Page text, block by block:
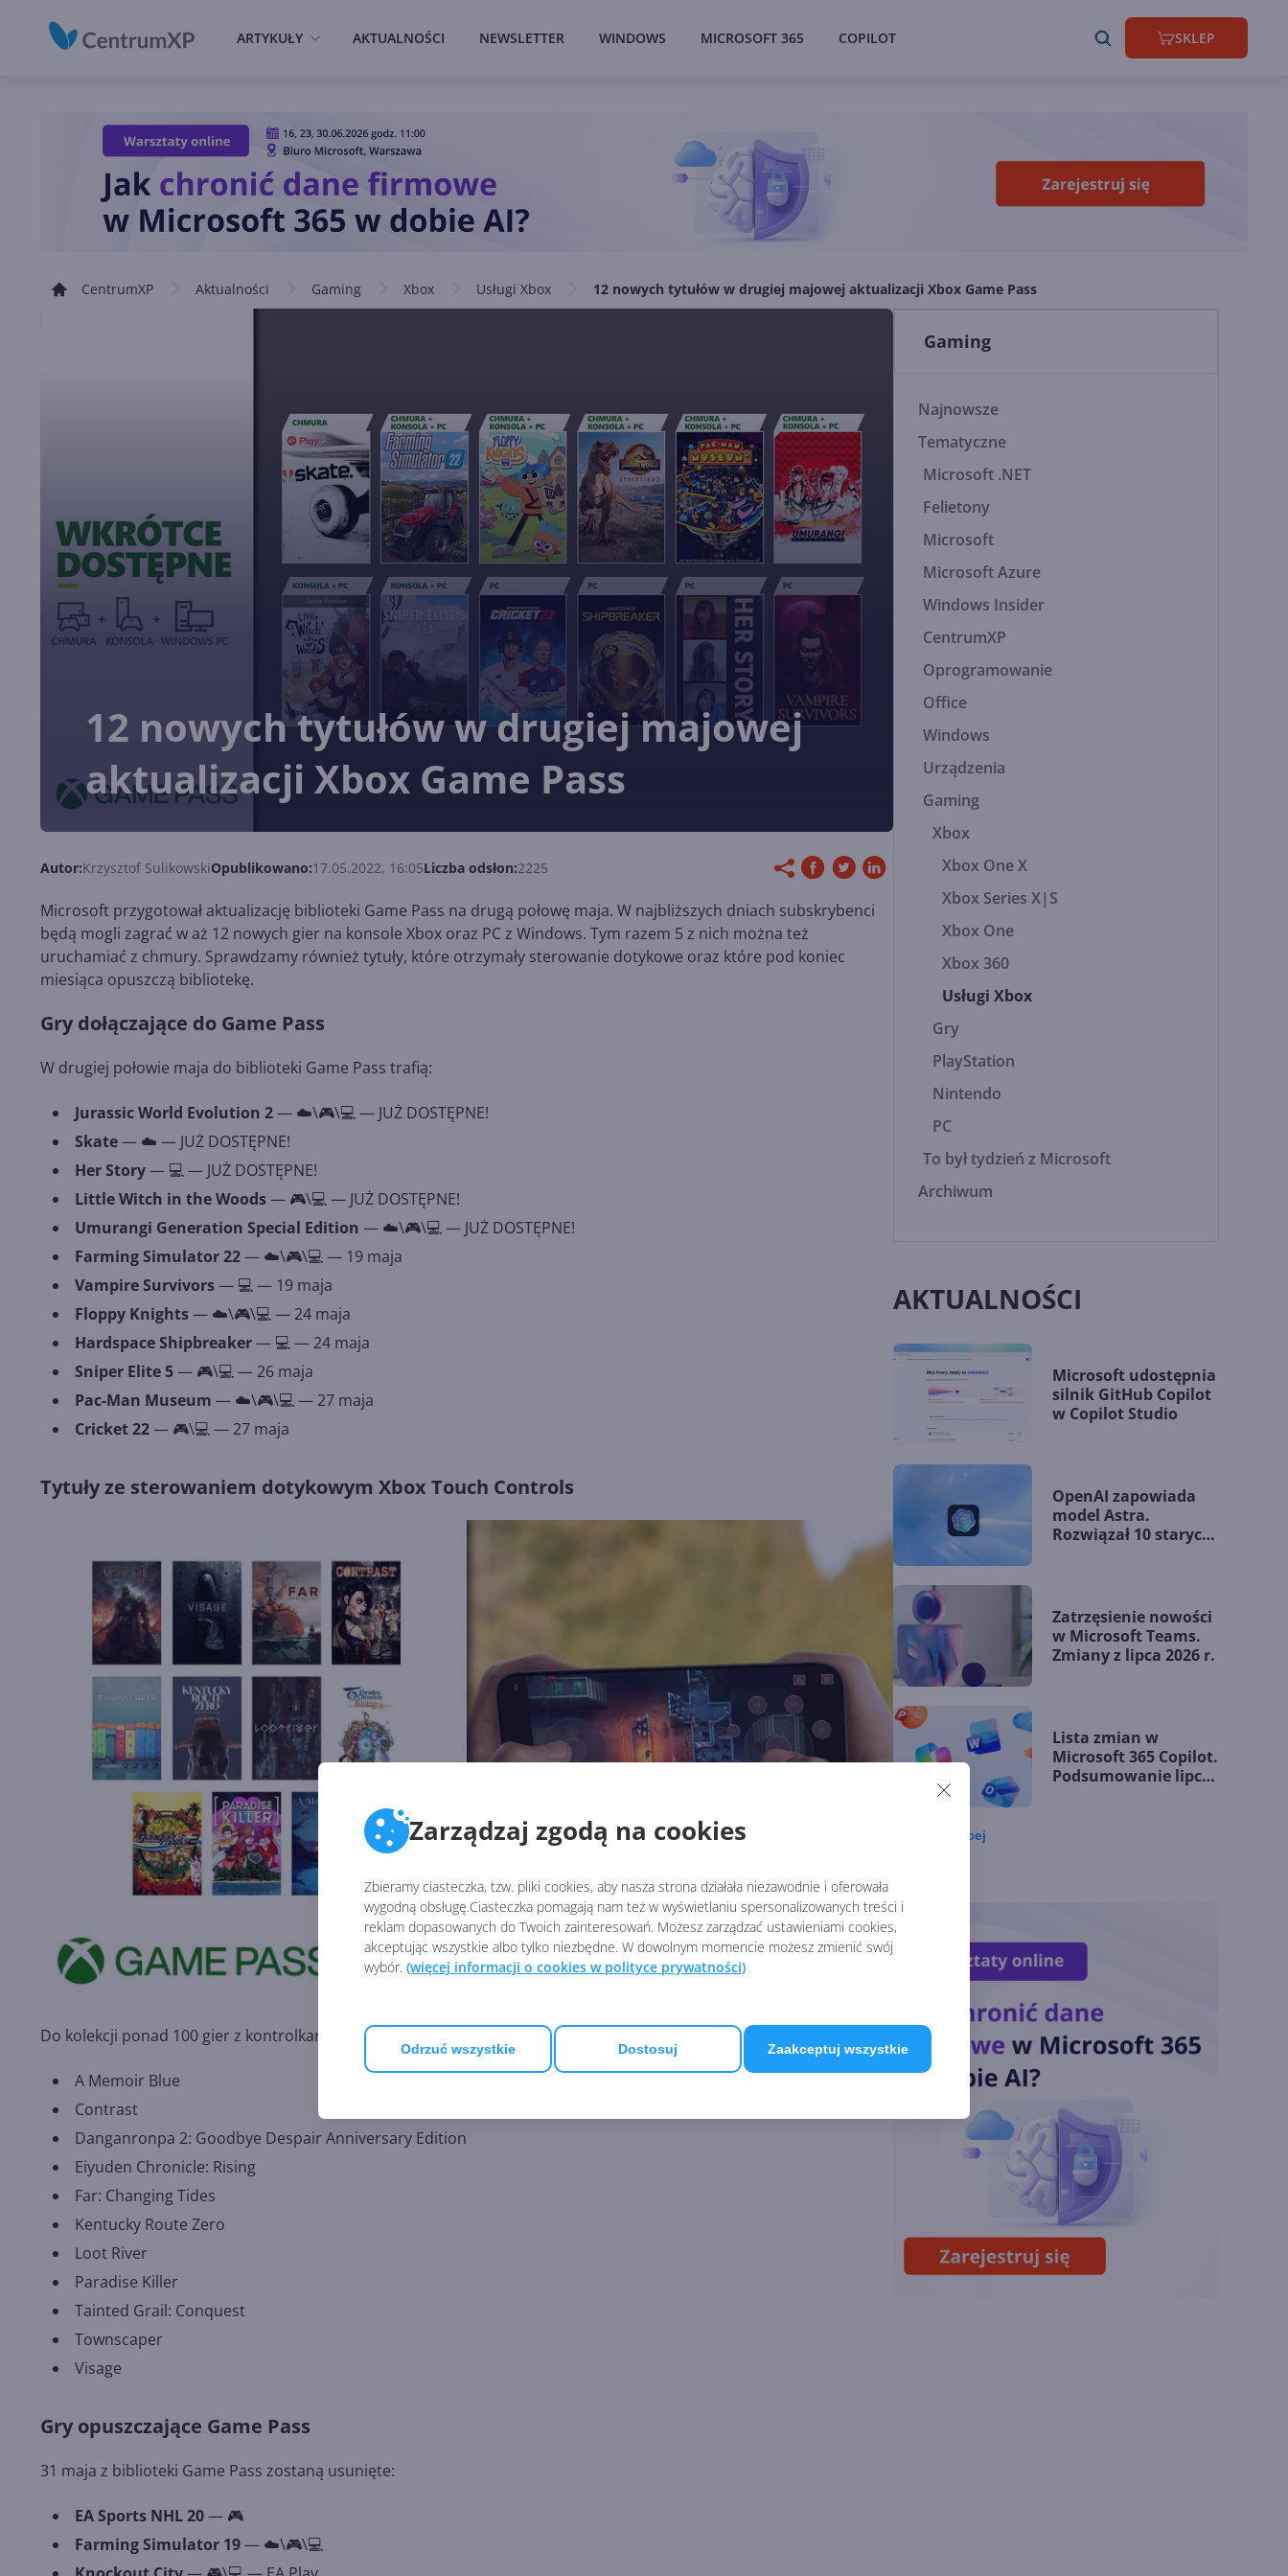
Zarządzaj zgodą na cookies
Zbieramy ciasteczka, tzw. pliki cookies, aby nasza strona działała niezawodnie i oferowała
wygodną obsługę.Ciasteczka pomagają nam też w wyświetlaniu spersonalizowanych treści i
reklam dopasowanych do Twoich zainteresowań. Możesz zarządzać ustawieniami cookies,
akceptując wszystkie albo tylko niezbędne. W dowolnym momencie możesz zmienić swój
wybór. (więcej informacji o cookies w polityce prywatności)
Odrzuć wszystkie Dostosuj Zaakceptuj wszystkie
ARTYKUŁY AKTUALNOŚCI NEWSLETTER WINDOWS MICROSOFT 365 COPILOT SKLEP
CentrumXP Aktualności Gaming Xbox Usługi Xbox 12 nowych tytułów w drugiej majowej aktualizacji Xbox Game Pass
12 nowych tytułów w drugiej majowej
aktualizacji Xbox Game Pass
Autor:Krzysztof SulikowskiOpublikowano:17.05.2022, 16:05Liczba odsłon:2225
Microsoft przygotował aktualizację biblioteki Game Pass na drugą połowę maja. W najbliższych dniach subskrybenci
będą mogli zagrać w aż 12 nowych gier na konsole Xbox oraz PC z Windows. Tym razem 5 z nich można też
uruchamiać z chmury. Sprawdzamy również tytuły, które otrzymały sterowanie dotykowe oraz które pod koniec
miesiąca opuszczą bibliotekę.
Gry dołączające do Game Pass
W drugiej połowie maja do biblioteki Game Pass trafią:
Jurassic World Evolution 2— ☁️\🎮\💻 — JUŻ DOSTĘPNE!
Skate— ☁️ — JUŻ DOSTĘPNE!
Her Story— 💻 — JUŻ DOSTĘPNE!
Little Witch in the Woods— 🎮\💻 — JUŻ DOSTĘPNE!
Umurangi Generation Special Edition — ☁️\🎮\💻 — JUŻ DOSTĘPNE!
Farming Simulator 22— ☁️\🎮\💻 — 19 maja
Vampire Survivors— 💻 — 19 maja
Floppy Knights— ☁️\🎮\💻 — 24 maja
Hardspace Shipbreaker— 💻 — 24 maja
Sniper Elite 5— 🎮\💻 — 26 maja
Pac-Man Museum — ☁️\🎮\💻 — 27 maja
Cricket 22— 🎮\💻 — 27 maja
Tytuły ze sterowaniem dotykowym Xbox Touch Controls
Do kolekcji ponad 100 gier z kontrolkami dotykowymi do grania chmurze zawitały:
A Memoir Blue
Contrast
Danganronpa 2: Goodbye Despair Anniversary Edition
Eiyuden Chronicle: Rising
Far: Changing Tides
Kentucky Route Zero
Loot River
Paradise Killer
Tainted Grail: Conquest
Townscaper
Visage
Gry opuszczające Game Pass
31 maja z biblioteki Game Pass zostaną usunięte:
EA Sports NHL 20— 🎮
Farming Simulator 19— ☁️\🎮\💻
Gaming
Najnowsze
Tematyczne
Microsoft .NET
Felietony
Microsoft
Microsoft Azure
Windows Insider
CentrumXP
Oprogramowanie
Office
Windows
Urządzenia
Gaming
Xbox
Xbox One X
Xbox Series X|S
Xbox One
Xbox 360
Usługi Xbox
Gry
PlayStation
Nintendo
PC
To był tydzień z Microsoft
Archiwum
AKTUALNOŚCI
Microsoft udostępnia
silnik GitHub Copilot
w Copilot Studio
OpenAI zapowiada
model Astra.
Rozwiązał 10 starych
Zatrzęsienie nowości
w Microsoft Teams.
Zmiany z lipca 2026 r.
Lista zmian w
Microsoft 365 Copilot.
Podsumowanie lipca
Miliardy z AI i
chmury. Microsoft
ogłasza znakomite
wyniki i
superaplikację
wspiera odkrycia
naukowe. OpenAI
startuje z nowym
programem
Lipcowa aktualizacja
Copilota w Excelu.
Duże zmiany dzięki
GPT i Claude Opus
więcej